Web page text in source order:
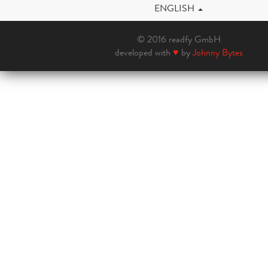
ENGLISH
© 2016 readfy GmbH
developed with ♥ byJohnny Bytes